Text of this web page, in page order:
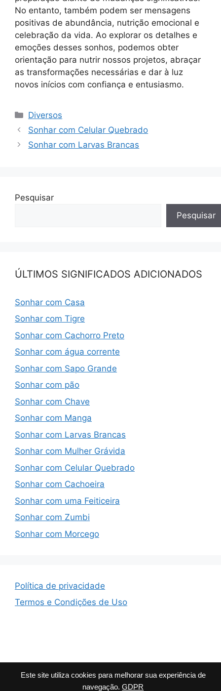
Este site utiliza cookies para melhorar sua experiência de
navegação. GDPR
No entanto, também podem ser mensagens
positivas de abundância, nutrição emocional e
celebração da vida. Ao explorar os detalhes e
emoções desses sonhos, podemos obter
orientação para nutrir nossos projetos, abraçar
as transformações necessárias e dar à luz
novos inícios com confiança e entusiasmo.
Categorias
Diversos
Sonhar com Celular Quebrado
Sonhar com Larvas Brancas
Pesquisar
Pesquisar
ÚLTIMOS SIGNIFICADOS ADICIONADOS
Sonhar com Casa
Sonhar com Tigre
Sonhar com Cachorro Preto
Sonhar com água corrente
Sonhar com Sapo Grande
Sonhar com pão
Sonhar com Chave
Sonhar com Manga
Sonhar com Larvas Brancas
Sonhar com Mulher Grávida
Sonhar com Celular Quebrado
Sonhar com Cachoeira
Sonhar com uma Feiticeira
Sonhar com Zumbi
Sonhar com Morcego
Política de privacidade
Termos e Condições de Uso
© 2026 Que Significa• Built withGeneratePress